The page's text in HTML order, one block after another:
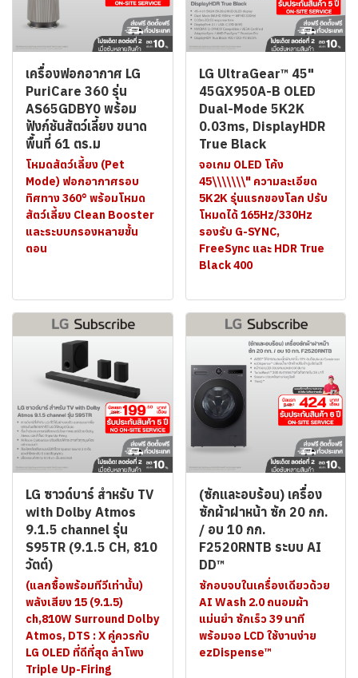
เครื่องฟอกอากาศ LG
PuriCare 360 รุ่น
AS65GDBY0 พร้อม
ฟังก์ชันสัตว์เลี้ยง ขนาด
พื้นที่ 61 ตร.ม
โหมดสัตว์เลี้ยง (Pet
Mode) ฟอกอากาศรอบ
ทิศทาง 360° พร้อมโหมด
สัตว์เลี้ยง Clean Booster
และระบบกรองหลายขั้น
ตอน
LG UltraGear™ 45"
45GX950A-B OLED
Dual-Mode 5K2K
0.03ms, DisplayHDR
True Black
จอเกม OLED โค้ง
45\\\\\\\" ความละเอียด
5K2K รุ่นแรกของโลก ปรับ
โหมดได้ 165Hz/330Hz
รองรับ G-SYNC,
FreeSync และ HDR True
Black 400
LG ซาวด์บาร์ สำหรับ TV
with Dolby Atmos
9.1.5 channel รุ่น
S95TR (9.1.5 CH, 810
วัตต์)
(แลกซื้อพร้อมทีวีเท่านั้น)
พลังเสียง 15 (9.1.5)
ch,810W Surround Dolby
Atmos, DTS : X คู่ควรกับ
LG OLED ที่ดีที่สุด ลำโพง
Triple Up-Firing
(ซักและอบร้อน) เครื่อง
ซักผ้าฝาหน้า ซัก 20 กก.
/ อบ 10 กก.
F2520RNTB ระบบ AI
DD™
ซักอบจบในเครื่องเดียวด้วย
AI Wash 2.0 ถนอมผ้า
แม่นยำ ซักเร็ว 39 นาที
พร้อมจอ LCD ใช้งานง่าย
ezDispense™